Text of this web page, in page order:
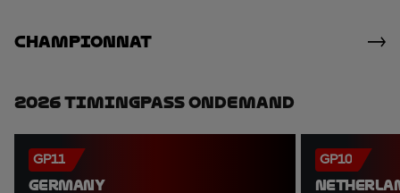
Championnat
2026 TimingPass OnDemand
GP11
GERMANY
GP10